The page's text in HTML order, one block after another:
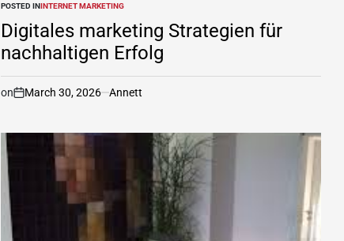
POSTED ININTERNET MARKETING
Digitales marketing Strategien für
nachhaltigen Erfolg
on March 30, 2026 Annett